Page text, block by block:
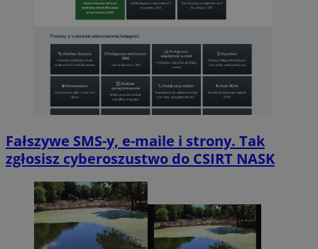
Fałszywe SMS-y, e-maile i strony. Tak
zgłosisz cyberoszustwo do CSIRT NASK